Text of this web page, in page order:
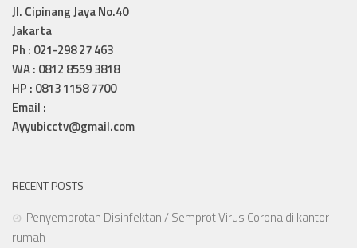
Jl. Cipinang Jaya No.40
Jakarta
Ph : 021-298 27 463
WA : 0812 8559 3818
HP : 0813 1158 7700
Email :
Ayyubicctv@gmail.com
RECENT POSTS
Penyemprotan Disinfektan / Semprot Virus Corona di kantor
rumah